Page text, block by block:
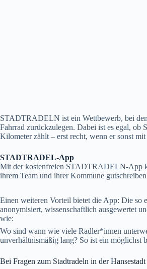
STADTRADELN ist ein Wettbewerb, bei
Fahrrad zurückzulegen. Dabei ist es egal, ob
Kilometer zählt – erst recht, wenn er sonst
STADTRADEL-App
Mit der kostenfreien STADTRADELN-App
ihrem Team und ihrer Kommune
Einen weiteren Vorteil bietet die App: Die so
anonymisiert, wissenschaftlich ausgewertet
wie:
Wo sind wann wie viele Radler*innen
unverhältnismäßig lang? So ist ein möglichst
Bei Fragen zum Stadtradeln in der